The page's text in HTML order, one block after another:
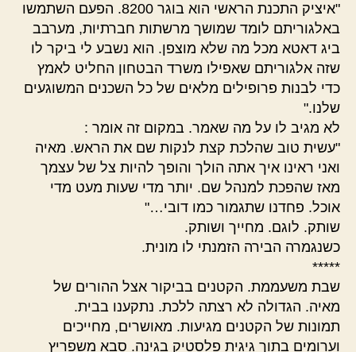
"איציק התכנת הראשי הוא בוגר 8200. הפעם השתמשו
באלגוריתם לומד שמושך מרשתות חברתיות, מערבב
ביג דאטא מכל מה שלא מוצפן. הוא נשבע לי ביקר לו
שזה אלגוריתם שאפילו משרד הבטחון החליט לאמץ
כדי לבנות פרופילים מלאים של כל השכנים המשוגעים
שלנו."
לא מגיב לו על מה שאמר. במקום זה אומר :
"עשית טוב שהלכת קצת לנקות שם את הראש. מאיה
ואני ראינו איך אתה הולך והופך להיות צל של עצמך
מאז שהפכת למנהל שם. יותר מדי שעות מעט מדי
אוכל. פחדנו שתגמור כמו דובי…"
שותק. לוגם. מחייך ושותק.
כשנגמרה הבירה הזמנתי לו מונית.
*****
שבת משעממת. הקטנים בביקור אצל ההורים של
מאיה. הגדולה לא רצתה ללכת. נתקענו בבית.
תמונות של הקטנים מגיעות. מאושרים, מחייכים
וערומים בתוך גיגית פלסטיק בגינה. סבא משפריץ